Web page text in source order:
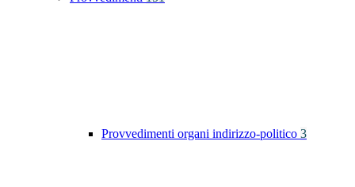
Provvedimenti organi indirizzo-politico 3